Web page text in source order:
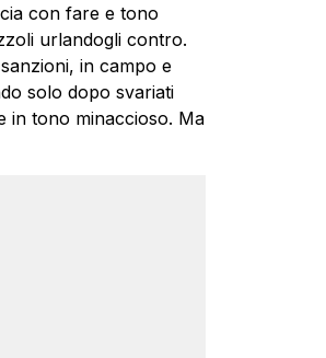
con fare e tono
urlandogli contro.
in campo e
solo dopo svariati
in tono minaccioso. Ma